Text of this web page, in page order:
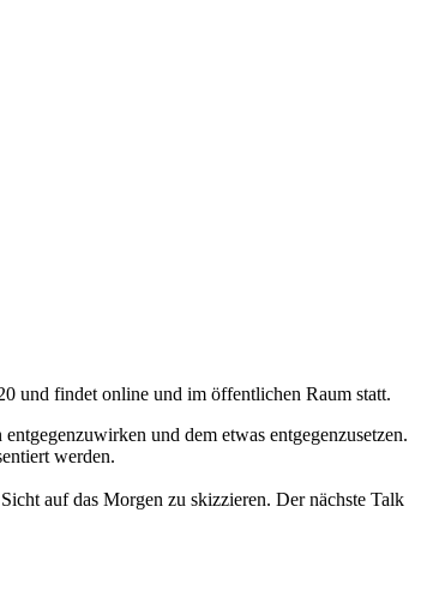
und findet online und im öffentlichen Raum statt.
und dem etwas entgegenzusetzen.
werden.
auf das Morgen zu skizzieren. Der nächste Talk